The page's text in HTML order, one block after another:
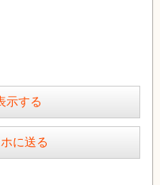
示する
に送る